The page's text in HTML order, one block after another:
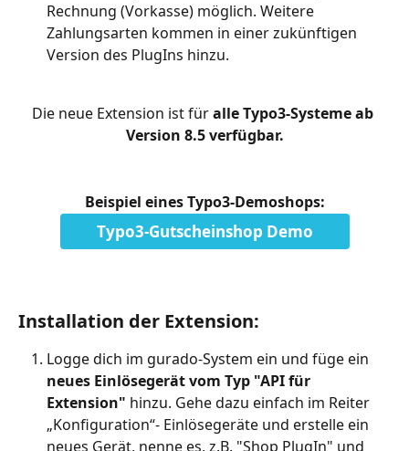
Rechnung (Vorkasse) möglich. Weitere
Zahlungsarten kommen in einer zukünftigen
Version des PlugIns hinzu.
Die neue Extension ist für alle Typo3-Systeme ab
Version 8.5 verfügbar.
Beispiel eines Typo3-Demoshops:
Typo3-Gutscheinshop Demo
Installation der Extension:
Logge dich im gurado-System ein und füge ein
neues Einlösegerät vom Typ "API für
Extension" hinzu. Gehe dazu einfach im Reiter
„Konfiguration“- Einlösegeräte und erstelle ein
neues Gerät, nenne es, z.B. "Shop PlugIn" und